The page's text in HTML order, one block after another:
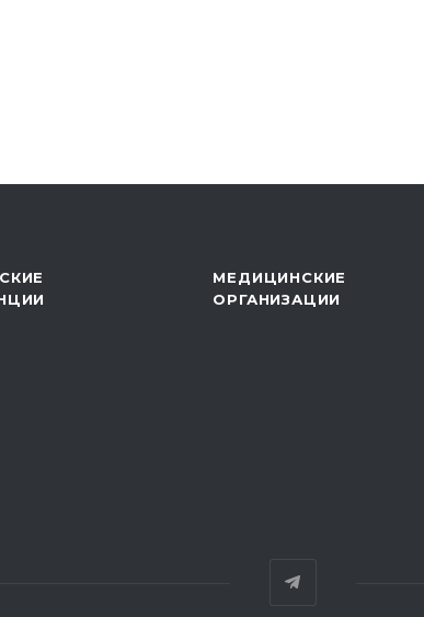
МЕДИЦИНСКИЕ
ОРГАНИЗАЦИИ